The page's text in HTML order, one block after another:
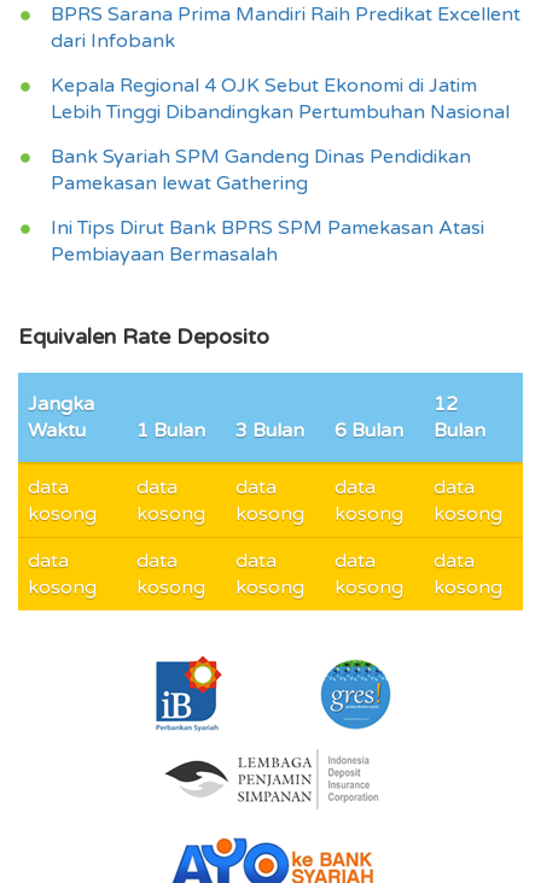
BPRS Sarana Prima Mandiri Raih Predikat Excellent
dari Infobank
Kepala Regional 4 OJK Sebut Ekonomi di Jatim
Lebih Tinggi Dibandingkan Pertumbuhan Nasional
Bank Syariah SPM Gandeng Dinas Pendidikan
Pamekasan lewat Gathering
Ini Tips Dirut Bank BPRS SPM Pamekasan Atasi
Pembiayaan Bermasalah
Equivalen Rate Deposito
Jangka
Waktu
1 Bulan 3 Bulan 6 Bulan
12
Bulan
data
kosong
data
kosong
data
kosong
data
kosong
data
kosong
data
kosong
data
kosong
data
kosong
data
kosong
data
kosong